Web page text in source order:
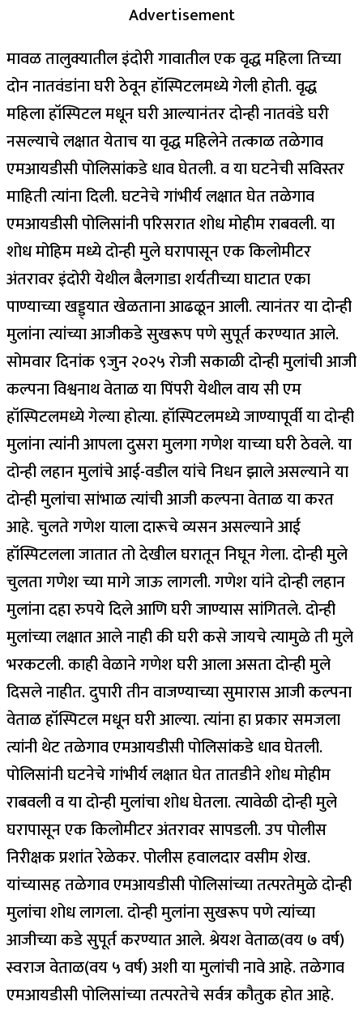
Advertisement
मावळ तालुक्यातील इंदोरी गावातील एक वृद्ध महिला तिच्या
दोन नातवंडांना घरी ठेवून हॉस्पिटलमध्ये गेली होती. वृद्ध
महिला हॉस्पिटल मधून घरी आल्यानंतर दोन्ही नातवंडे घरी
नसल्याचे लक्षात येताच या वृद्ध महिलेने तत्काळ तळेगाव
एमआयडीसी पोलिसांकडे धाव घेतली. व या घटनेची सविस्तर
माहिती त्यांना दिली. घटनेचे गांभीर्य लक्षात घेत तळेगाव
एमआयडीसी पोलिसांनी परिसरात शोध मोहीम राबवली. या
शोध मोहिम मध्ये दोन्ही मुले घरापासून एक किलोमीटर
अंतरावर इंदोरी येथील बैलगाडा शर्यतीच्या घाटात एका
पाण्याच्या खड्ड्यात खेळताना आढळून आली. त्यानंतर या दोन्ही
मुलांना त्यांच्या आजीकडे सुखरूप पणे सुपूर्त करण्यात आले.
सोमवार दिनांक ९जुन २०२५ रोजी सकाळी दोन्ही मुलांची आजी
कल्पना विश्वनाथ वेताळ या पिंपरी येथील वाय सी एम
हॉस्पिटलमध्ये गेल्या होत्या. हॉस्पिटलमध्ये जाण्यापूर्वी या दोन्ही
मुलांना त्यांनी आपला दुसरा मुलगा गणेश याच्या घरी ठेवले. या
दोन्ही लहान मुलांचे आई-वडील यांचे निधन झाले असल्याने या
दोन्ही मुलांचा सांभाळ त्यांची आजी कल्पना वेताळ या करत
आहे. चुलते गणेश याला दारूचे व्यसन असल्याने आई
हॉस्पिटलला जातात तो देखील घरातून निघून गेला. दोन्ही मुले
चुलता गणेश च्या मागे जाऊ लागली. गणेश यांने दोन्ही लहान
मुलांना दहा रुपये दिले आणि घरी जाण्यास सांगितले. दोन्ही
मुलांच्या लक्षात आले नाही की घरी कसे जायचे त्यामुळे ती मुले
भरकटली. काही वेळाने गणेश घरी आला असता दोन्ही मुले
दिसले नाहीत. दुपारी तीन वाजण्याच्या सुमारास आजी कल्पना
वेताळ हॉस्पिटल मधून घरी आल्या. त्यांना हा प्रकार समजला
त्यांनी थेट तळेगाव एमआयडीसी पोलिसांकडे धाव घेतली.
पोलिसांनी घटनेचे गांभीर्य लक्षात घेत तातडीने शोध मोहीम
राबवली व या दोन्ही मुलांचा शोध घेतला. त्यावेळी दोन्ही मुले
घरापासून एक किलोमीटर अंतरावर सापडली. उप पोलीस
निरीक्षक प्रशांत रेळेकर. पोलीस हवालदार वसीम शेख.
यांच्यासह तळेगाव एमआयडीसी पोलिसांच्या तत्परतेमुळे दोन्ही
मुलांचा शोध लागला. दोन्ही मुलांना सुखरूप पणे त्यांच्या
आजीच्या कडे सुपूर्त करण्यात आले. श्रेयश वेताळ(वय ७ वर्ष)
स्वराज वेताळ(वय ५ वर्ष) अशी या मुलांची नावे आहे. तळेगाव
एमआयडीसी पोलिसांच्या तत्परतेचे सर्वत्र कौतुक होत आहे.